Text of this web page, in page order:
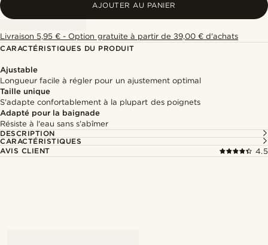
AJOUTER AU PANIER
Livraison 5,95 € - Option gratuite à partir de 39,00 € d'achats
CARACTÉRISTIQUES DU PRODUIT
Ajustable
Longueur facile à régler pour un ajustement optimal
Taille unique
S'adapte confortablement à la plupart des poignets
Adapté pour la baignade
Résiste à l'eau sans s'abîmer
DESCRIPTION
CARACTÉRISTIQUES
AVIS CLIENT
4.5